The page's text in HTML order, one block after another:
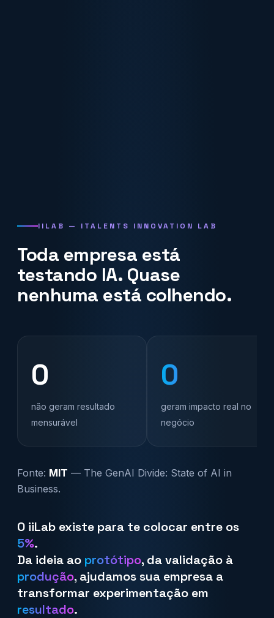
IILAB — ITALENTS INNOVATION LAB
Toda empresa está
testando IA. Quase
nenhuma está colhendo.
0
não geram resultado
mensurável
0
geram impacto real no
negócio
Fonte: MIT — The GenAI Divide: State of AI in
Business.
O iiLab existe para te colocar entre os
5%.
Da ideia ao protótipo, da validação à
produção, ajudamos sua empresa a
transformar experimentação em
resultado.